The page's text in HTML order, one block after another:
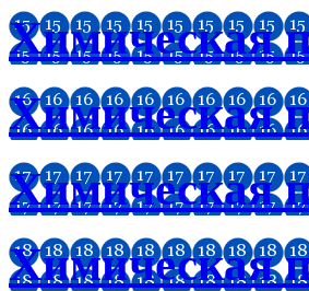
Химическая
Химическая
Химическая
Химическая